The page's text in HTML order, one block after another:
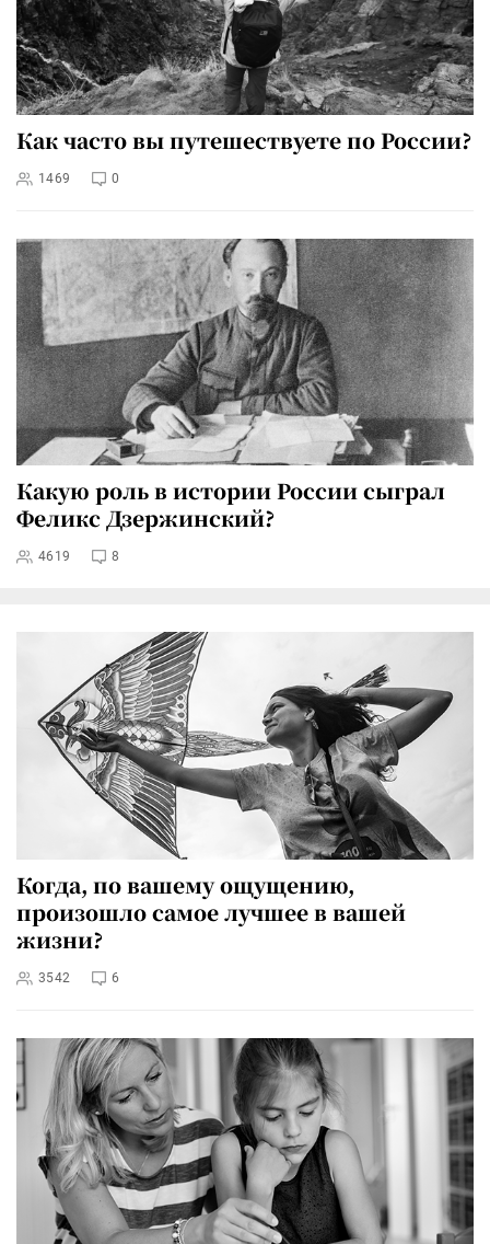
Как часто вы путешествуете по России?
1469 0
Какую роль в истории России сыграл
Феликс Дзержинский?
4619 8
Когда, по вашему ощущению,
произошло самое лучшее в вашей
жизни?
3542 6